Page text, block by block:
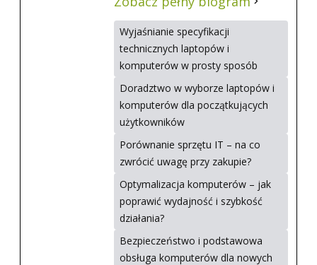
Wyjaśnianie specyfikacji
technicznych laptopów i
komputerów w prosty sposób
Doradztwo w wyborze laptopów i
komputerów dla początkujących
użytkowników
Porównanie sprzętu IT – na co
zwrócić uwagę przy zakupie?
Optymalizacja komputerów – jak
poprawić wydajność i szybkość
działania?
Bezpieczeństwo i podstawowa
obsługa komputerów dla nowych